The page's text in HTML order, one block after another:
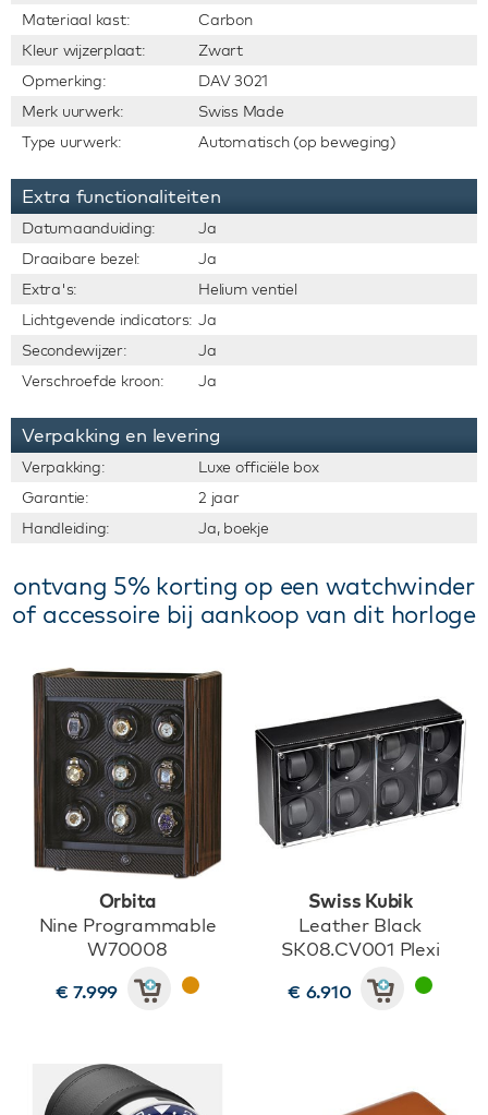
Materiaal kast:
Carbon
Kleur wijzerplaat:
Zwart
Opmerking:
DAV 3021
Merk uurwerk:
Swiss Made
Type uurwerk:
Automatisch (op beweging)
Extra functionaliteiten
Datumaanduiding:
Ja
Draaibare bezel:
Ja
Extra's:
Helium ventiel
Lichtgevende indicators: Ja
Secondewijzer:
Ja
Verschroefde kroon:
Ja
Verpakking en levering
Verpakking:
Luxe officiële box
Garantie:
2 jaar
Handleiding:
Ja, boekje
ontvang 5% korting op een watchwinder
of accessoire bij aankoop van dit horloge
Orbita
Nine Programmable
W70008
€ 7.999
Swiss Kubik
Leather Black
SK08.CV001 Plexi
€ 6.910